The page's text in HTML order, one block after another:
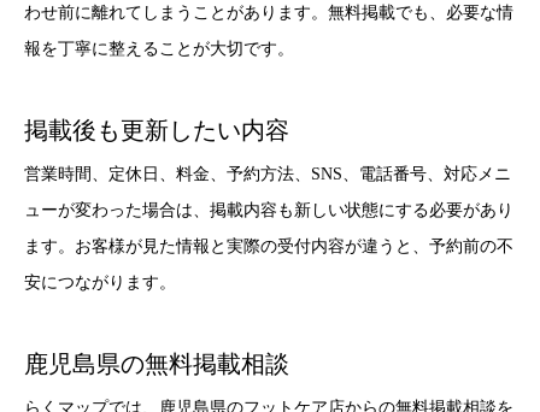
わせ前に離れてしまうことがあります。無料掲載でも、必要な情
報を丁寧に整えることが大切です。
掲載後も更新したい内容
営業時間、定休日、料金、予約方法、SNS、電話番号、対応メニ
ューが変わった場合は、掲載内容も新しい状態にする必要があり
ます。お客様が見た情報と実際の受付内容が違うと、予約前の不
安につながります。
鹿児島県の無料掲載相談
らくマップでは、鹿児島県のフットケア店からの無料掲載相談を